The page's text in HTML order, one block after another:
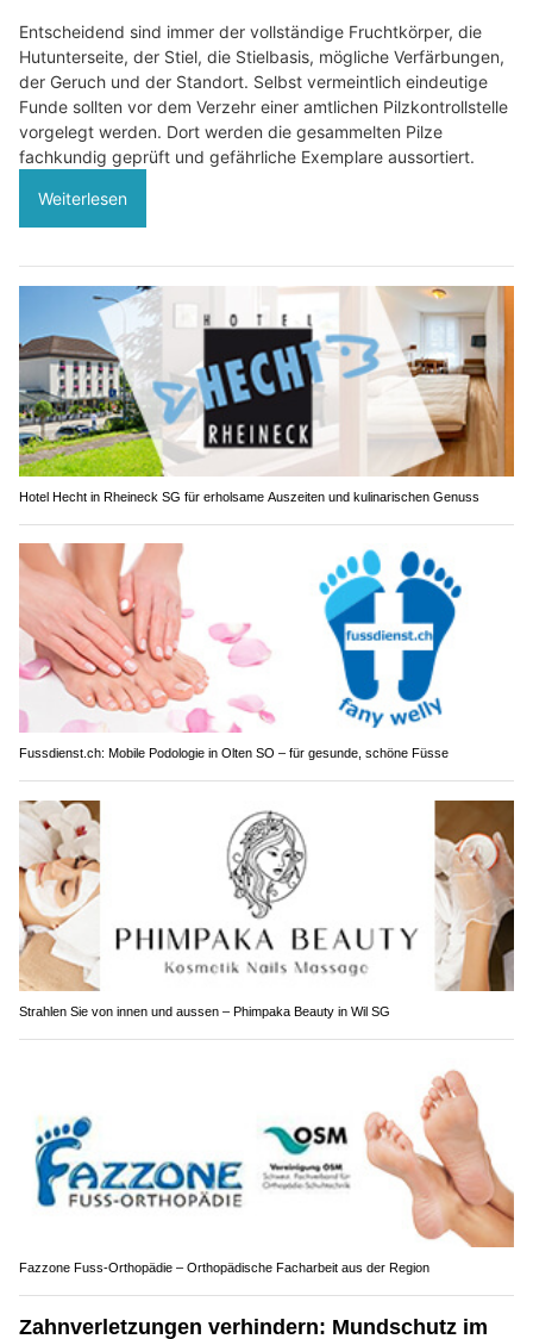
Entscheidend sind immer der vollständige Fruchtkörper, die
Hutunterseite, der Stiel, die Stielbasis, mögliche Verfärbungen,
der Geruch und der Standort. Selbst vermeintlich eindeutige
Funde sollten vor dem Verzehr einer amtlichen Pilzkontrollstelle
vorgelegt werden. Dort werden die gesammelten Pilze
fachkundig geprüft und gefährliche Exemplare aussortiert.
Weiterlesen
Hotel Hecht in Rheineck SG für erholsame Auszeiten und kulinarischen Genuss
Fussdienst.ch: Mobile Podologie in Olten SO – für gesunde, schöne Füsse
Strahlen Sie von innen und aussen – Phimpaka Beauty in Wil SG
Fazzone Fuss-Orthopädie – Orthopädische Facharbeit aus der Region
Zahnverletzungen verhindern: Mundschutz im